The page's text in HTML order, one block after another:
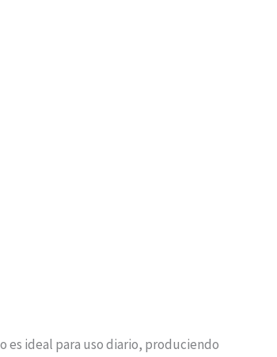
es ideal para uso diario, produciendo